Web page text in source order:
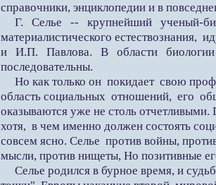
справочники, энциклопедии и в
Г. Селье -- крупнейший ученый-
материалистического естествознания,
и И.П. Павлова. В области биологии
последовательны.
Но как только он покидает свою
область социальных отношений, его
оказываются уже не столь
хотя, в чем именно должен состоять
совсем ясно. Селье против войны,
мысли, против нищеты, Но позитивные
Селье родился в бурное время, и